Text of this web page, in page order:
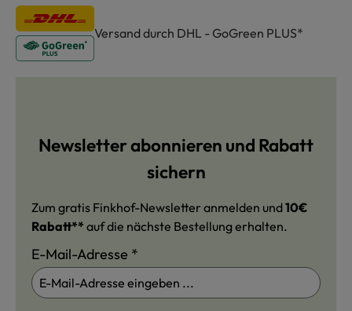
Versand durch DHL - GoGreen PLUS*
Newsletter abonnieren und Rabatt
sichern
Zum gratis Finkhof-Newsletter anmelden und10€
Rabatt** auf die nächste Bestellung erhalten.
E-Mail-Adresse *